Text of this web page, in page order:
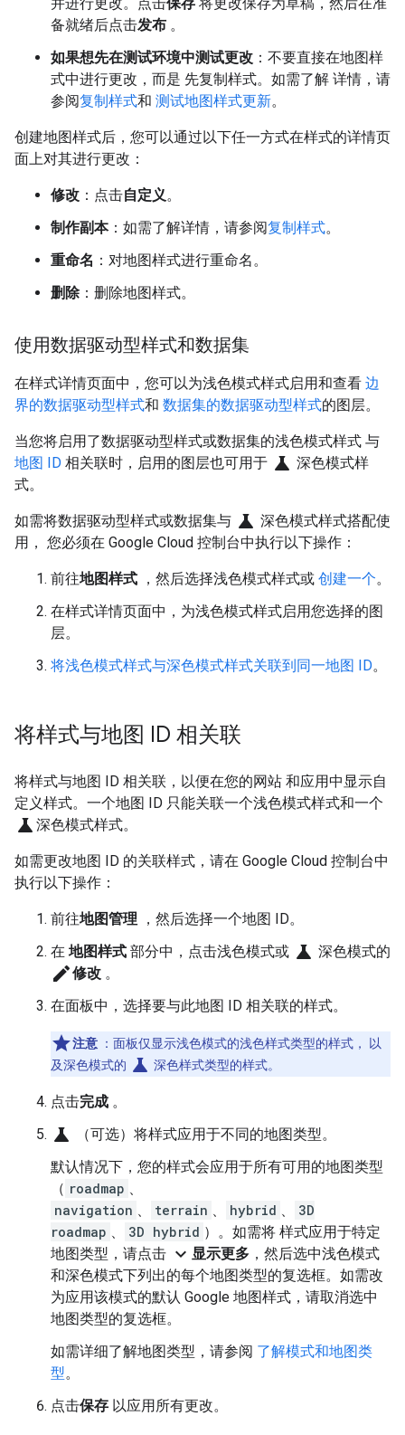
备就绪后点击发布 。
如果想先在测试环境中测试更改 ：不要直接在地图样
式中进行更改，而是 先复制样式。如需了解 详情，请
参阅复制样式和 测试地图样式更新。
创建地图样式后，您可以通过以下任一方式在样式的详情页
面上对其进行更改：
修改 ：点击自定义。
制作副本：如需了解详情，请参阅复制样式。
重命名 ：对地图样式进行重命名。
删除：删除地图样式。
使用数据驱动型样式和数据集
在样式详情页面中，您可以为浅色模式样式启用和查看 边
界的数据驱动型样式和 数据集的数据驱动型样式的图层。
当您将启用了数据驱动型样式或数据集的浅色模式样式 与
地图 ID 相关联时，启用的图层也可用于 science 深色模式样
式。
如需将数据驱动型样式或数据集与 science 深色模式样式搭配使
用， 您必须在 Google Cloud 控制台中执行以下操作：
前往地图样式 ，然后选择浅色模式样式或 创建一个。
在样式详情页面中，为浅色模式样式启用您选择的图
层。
将浅色模式样式与深色模式样式关联到同一地图 ID。
将样式与地图 ID 相关联
将样式与地图 ID 相关联，以便在您的网站 和应用中显示自
定义样式。一个地图 ID 只能关联一个浅色模式样式和一个
science 深色模式样式。
如需更改地图 ID 的关联样式，请在 Google Cloud 控制台中
执行以下操作：
前往地图管理 ，然后选择一个地图 ID。
在 地图样式 部分中，点击浅色模式或 science 深色模式的
edit修改 。
在面板中，选择要与此地图 ID 相关联的样式。
注意 ：面板仅显示浅色模式的浅色样式类型的样式， 以
及深色模式的 science 深色样式类型的样式。
点击完成 。
science
（可选）将样式应用于不同的地图类型。
默认情况下，您的样式会应用于所有可用的地图类型
（ roadmap 、
navigation 、 terrain 、 hybrid 、
3D
roadmap 、 3D hybrid ）。如需将 样式应用于特定
地图类型，请点击 expand_more 显示更多 ，然后选中浅色模式
和深色模式下列出的每个地图类型的复选框。如需改
为应用该模式的默认 Google 地图样式，请取消选中
地图类型的复选框。
如需详细了解地图类型，请参阅 了解模式和地图类
型。
点击保存 以应用所有更改。